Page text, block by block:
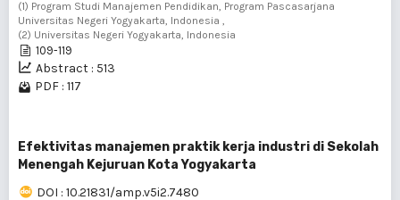
(1) Program Studi Manajemen Pendidikan, Program Pascasarjana
Universitas Negeri Yogyakarta, Indonesia ,
(2) Universitas Negeri Yogyakarta, Indonesia
109-119
Abstract : 513
PDF : 117
Efektivitas manajemen praktik kerja industri di Sekolah
Menengah Kejuruan Kota Yogyakarta
DOI : 10.21831/amp.v5i2.7480